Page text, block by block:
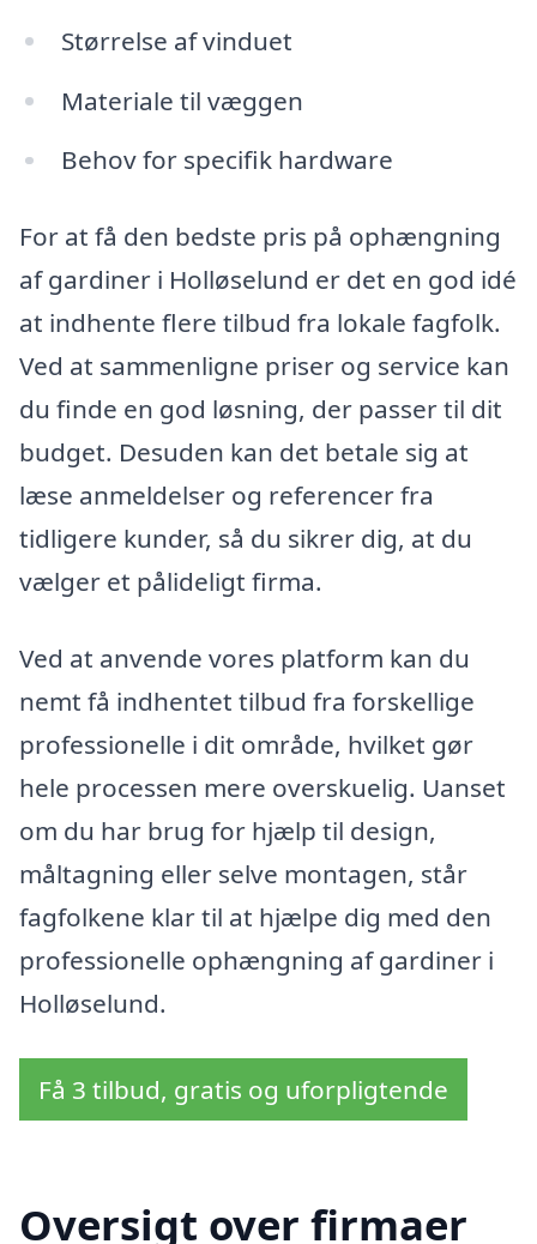
Størrelse af vinduet
Materiale til væggen
Behov for specifik hardware
For at få den bedste pris på ophængning
af gardiner i Holløselund er det en god idé
at indhente flere tilbud fra lokale fagfolk.
Ved at sammenligne priser og service kan
du finde en god løsning, der passer til dit
budget. Desuden kan det betale sig at
læse anmeldelser og referencer fra
tidligere kunder, så du sikrer dig, at du
vælger et pålideligt firma.
Ved at anvende vores platform kan du
nemt få indhentet tilbud fra forskellige
professionelle i dit område, hvilket gør
hele processen mere overskuelig. Uanset
om du har brug for hjælp til design,
måltagning eller selve montagen, står
fagfolkene klar til at hjælpe dig med den
professionelle ophængning af gardiner i
Holløselund.
Få 3 tilbud, gratis og uforpligtende
Oversigt over firmaer